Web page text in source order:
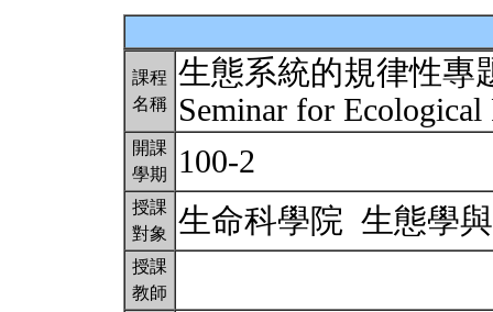
課程
名稱
生態系統的規律性專
Seminar for
開課
學期
100-2
授課
對象
生命科學院 生態學
授課
教師